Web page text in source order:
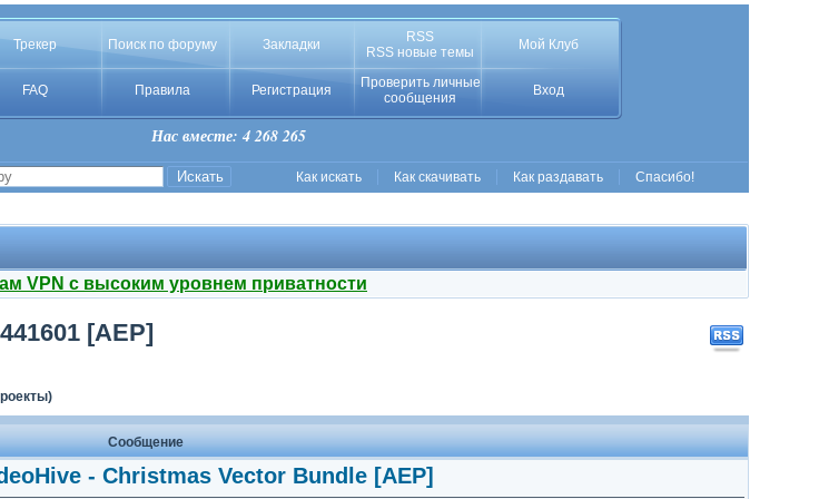
Трекер Поиск по форуму Закладки
RSS
RSS новые темы
Мой Клуб
FAQ Правила Регистрация
Проверить личные
сообщения
Вход
Нас вместе: 4 268 265
Как искать Как скачивать Как раздавать Спасибо!
VPN с высоким уровнем приватности
[AEP]
Сообщение
- Christmas Vector Bundle [AEP]